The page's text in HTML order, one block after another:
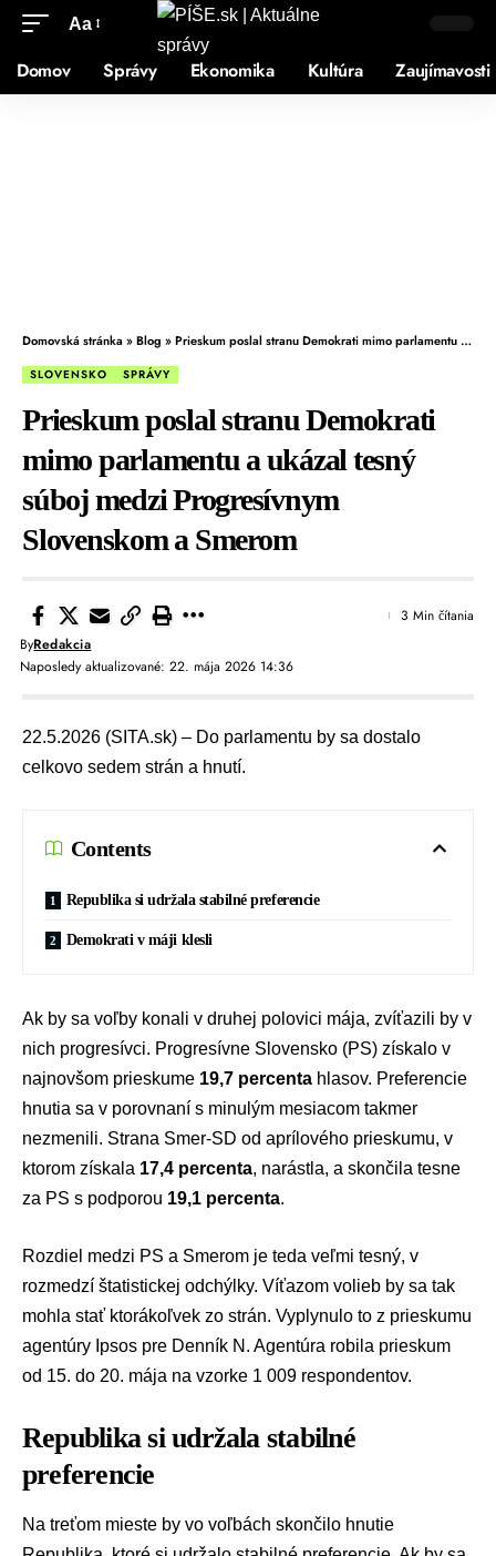
Aa
Domov Správy Ekonomika Kultúra Zaujímavosti
Domovská stránka»Blog »Prieskum poslal stranu Demokrati mimo parlamentu a ukázal tesný súboj medzi Progresívnym Slovenskom a Smerom
SLOVENSKO SPRÁVY
Prieskum poslal stranu Demokrati
mimo parlamentu a ukázal tesný
súboj medzi Progresívnym
Slovenskom a Smerom
Naposledy aktualizované: 22. mája 2026 14:36
ByRedakcia
3 Min čítania
22.5.2026 (SITA.sk) – Do parlamentu by sa dostalo
celkovo sedem strán a hnutí.
Contents
Republika si udržala stabilné preferencie
Demokrati v máji klesli
Ak by sa voľby konali v druhej polovici mája, zvíťazili by v
nich progresívci. Progresívne Slovensko (PS) získalo v
najnovšom prieskume 19,7 percenta hlasov. Preferencie
hnutia sa v porovnaní s minulým mesiacom takmer
nezmenili. Strana Smer-SD od aprílového prieskumu, v
ktorom získala 17,4 percenta, narástla, a skončila tesne
za PS s podporou 19,1 percenta.
Rozdiel medzi PS a Smerom je teda veľmi tesný, v
rozmedzí štatistickej odchýlky. Víťazom volieb by sa tak
mohla stať ktorákoľvek zo strán. Vyplynulo to z prieskumu
agentúry Ipsos pre Denník N . Agentúra robila prieskum
od 15. do 20. mája na vzorke 1 009 respondentov.
Republika si udržala stabilné
preferencie
Na treťom mieste by vo voľbách skončilo hnutie